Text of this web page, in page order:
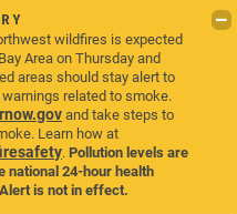
wildfires is expected
Area on Thursday and
areas should stay alert to
related to smoke.
and take steps to
Learn how at
.Pollution levels are
national 24-hour health
is not in effect.